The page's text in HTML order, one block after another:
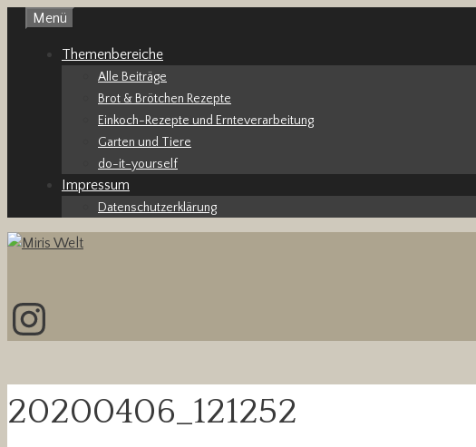
springen
Menü
Themenbereiche
Alle Beiträge
Brot & Brötchen Rezepte
Einkoch-Rezepte und Ernteverarbeitung
Garten und Tiere
do-it-yourself
Impressum
Datenschutzerklärung
Instagram
20200406_121252